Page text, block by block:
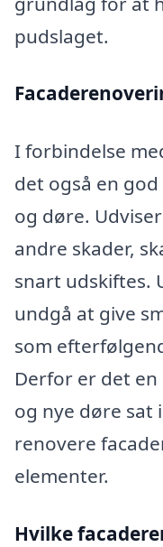
pudslaget.
I forbindelse
det også en
og døre.
andre skader,
snart udskiftes.
undgå at give
som
Derfor er det
og nye døre sat
renovere
elementer.
Hvilke